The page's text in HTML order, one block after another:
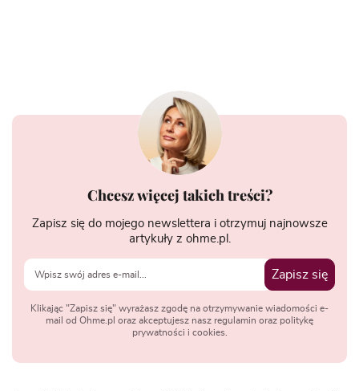
Chcesz więcej takich treści?
Zapisz się do mojego newslettera i otrzymuj najnowsze
artykuły z ohme.pl.
Zapisz się
Klikając "Zapisz się" wyrażasz zgodę na otrzymywanie wiadomości e-
mail od Ohme.pl oraz akceptujesz nasz regulamin oraz politykę
prywatności i cookies.